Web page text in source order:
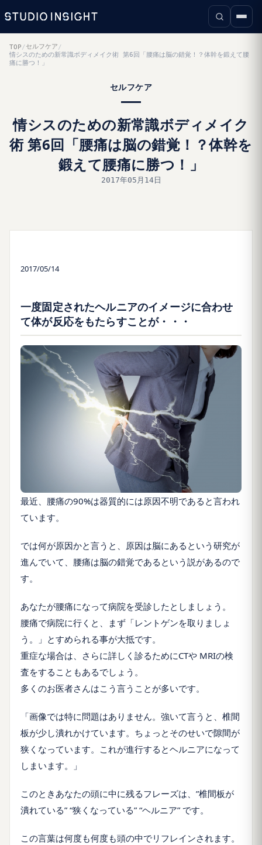
TOP /セルフケア /
情シスのための新常識ボディメイク術 第6回「腰痛は脳の錯覚！？体幹を鍛えて腰
痛に勝つ！」
セルフケア
情シスのための新常識ボディメイク
術 第6回「腰痛は脳の錯覚！？体幹を
鍛えて腰痛に勝つ！」
2017年05月14日
2017/05/14
一度固定されたヘルニアのイメージに合わせ
て体が反応をもたらすことが・・・
最近、腰痛の90%は器質的には原因不明であると言われ
ています。
では何が原因かと言うと、原因は脳にあるという研究が
進んでいて、腰痛は脳の錯覚であるという説があるので
す。
あなたが腰痛になって病院を受診したとしましょう。
腰痛で病院に行くと、まず「レントゲンを取りましょ
う。」とすめられる事が大抵です。
重症な場合は、さらに詳しく診るためにCTや MRIの検
査をすることもあるでしょう。
多くのお医者さんはこう言うことが多いです。
「画像では特に問題はありません。強いて言うと、椎間
板が少し潰れかけています。ちょっとそのせいで隙間が
狭くなっています。これが進行するとヘルニアになって
しまいます。」
このときあなたの頭に中に残るフレーズは、”椎間板が
潰れている” “狭くなっている” “ヘルニア” です。
この言葉は何度も何度も頭の中でリフレインされます。